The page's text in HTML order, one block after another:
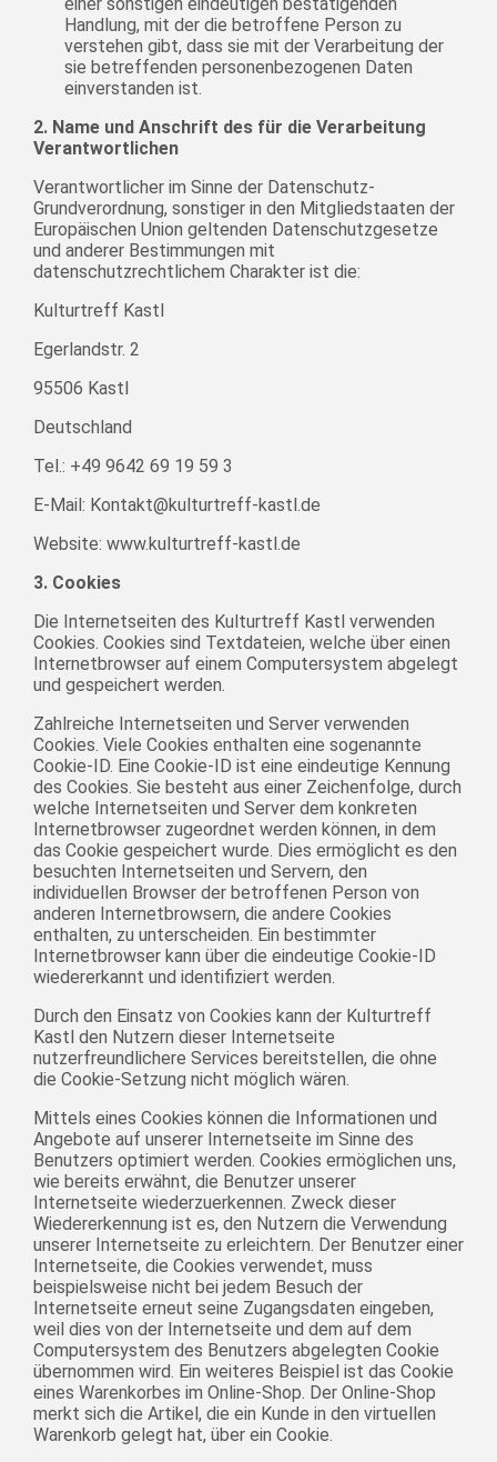
Handlung, mit der die betroffene Person zu
verstehen gibt, dass sie mit der Verarbeitung der
sie betreffenden personenbezogenen Daten
einverstanden ist.
2. Name und Anschrift des für die Verarbeitung
Verantwortlichen
Verantwortlicher im Sinne der Datenschutz-
Grundverordnung, sonstiger in den Mitgliedstaaten der
Europäischen Union geltenden Datenschutzgesetze
und anderer Bestimmungen mit
datenschutzrechtlichem Charakter ist die:
Kulturtreff Kastl
Egerlandstr. 2
95506 Kastl
Deutschland
Tel.: +49 9642 69 19 59 3
E-Mail: Kontakt@kulturtreff-kastl.de
Website: www.kulturtreff-kastl.de
3. Cookies
Die Internetseiten des Kulturtreff Kastl verwenden
Cookies. Cookies sind Textdateien, welche über einen
Internetbrowser auf einem Computersystem abgelegt
und gespeichert werden.
Zahlreiche Internetseiten und Server verwenden
Cookies. Viele Cookies enthalten eine sogenannte
Cookie-ID. Eine Cookie-ID ist eine eindeutige Kennung
des Cookies. Sie besteht aus einer Zeichenfolge, durch
welche Internetseiten und Server dem konkreten
Internetbrowser zugeordnet werden können, in dem
das Cookie gespeichert wurde. Dies ermöglicht es den
besuchten Internetseiten und Servern, den
individuellen Browser der betroffenen Person von
anderen Internetbrowsern, die andere Cookies
enthalten, zu unterscheiden. Ein bestimmter
Internetbrowser kann über die eindeutige Cookie-ID
wiedererkannt und identifiziert werden.
Durch den Einsatz von Cookies kann der Kulturtreff
Kastl den Nutzern dieser Internetseite
nutzerfreundlichere Services bereitstellen, die ohne
die Cookie-Setzung nicht möglich wären.
Mittels eines Cookies können die Informationen und
Angebote auf unserer Internetseite im Sinne des
Benutzers optimiert werden. Cookies ermöglichen uns,
wie bereits erwähnt, die Benutzer unserer
Internetseite wiederzuerkennen. Zweck dieser
Wiedererkennung ist es, den Nutzern die Verwendung
unserer Internetseite zu erleichtern. Der Benutzer einer
Internetseite, die Cookies verwendet, muss
beispielsweise nicht bei jedem Besuch der
Internetseite erneut seine Zugangsdaten eingeben,
weil dies von der Internetseite und dem auf dem
Computersystem des Benutzers abgelegten Cookie
übernommen wird. Ein weiteres Beispiel ist das Cookie
eines Warenkorbes im Online-Shop. Der Online-Shop
merkt sich die Artikel, die ein Kunde in den virtuellen
Warenkorb gelegt hat, über ein Cookie.